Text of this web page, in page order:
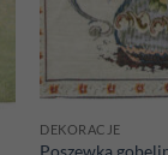
DEKORACJE